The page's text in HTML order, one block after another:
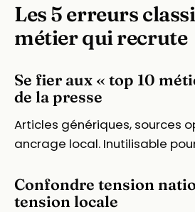
Les 5 erreurs
métier qui recrute
Se fier aux « top 10
de la presse
Articles génériques, sources
ancrage local. Inutilisable
Confondre tension
tension locale